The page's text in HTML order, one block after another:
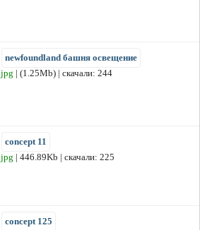
newfoundland башня освещение
jpg | (1.25Mb) | скачали: 244
concept 11
jpg | 446.89Kb | скачали: 225
concept 125